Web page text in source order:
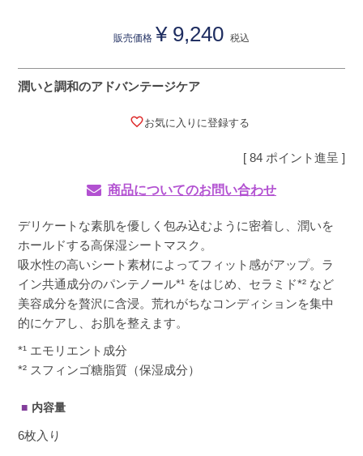
販売価格 ¥ 9,240 税込
潤いと調和のアドバンテージケア
お気に入りに登録する
[ 84 ポイント進呈 ]
商品についてのお問い合わせ
デリケートな素肌を優しく包み込むように密着し、潤いを
ホールドする高保湿シートマスク。
吸水性の高いシート素材によってフィット感がアップ。ラ
イン共通成分のパンテノール*¹ をはじめ、セラミド*² など
美容成分を贅沢に含浸。荒れがちなコンディションを集中
的にケアし、お肌を整えます。
*¹ エモリエント成分
*² スフィンゴ糖脂質（保湿成分）
内容量
6枚入り